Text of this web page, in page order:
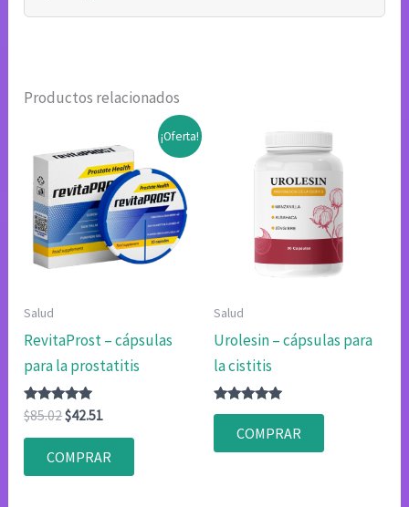
Productos relacionados
¡Oferta!
Salud
RevitaProst – cápsulas
para la prostatitis
Valorado
con
4.80
de 5
$85.02El
original
era:
$42.51
actual
es:
COMPRAR
Salud
Urolesin – cápsulas para
la cistitis
Valorado
4.80
de 5
COMPRAR